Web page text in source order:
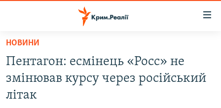
Перейти
основного
матеріалу
Перейти
до
ВІДЕО ТА ФОТО
НОВИНИ
Пентагон: есмінець «Росс» не
змінював курсу через російський
літак